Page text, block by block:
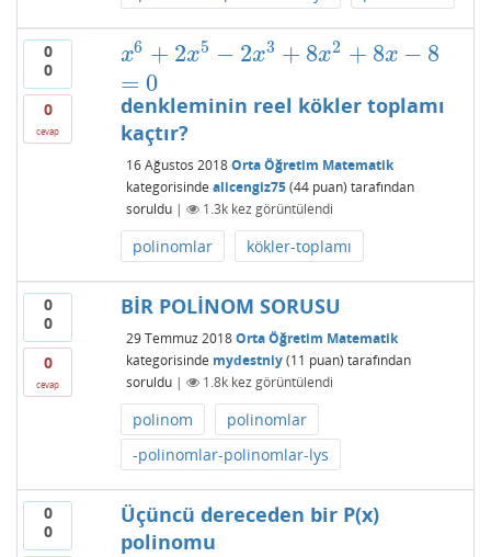
0
0
0
cevap
x6 + 2x5 − 2x3 + 8x2 + 8x − 8
= 0
x6+2x 5−2x 3+ 8x2+ 8x −8=0
denkleminin reel kökler toplamı
kaçtır?
16 Ağustos 2018 Orta Öğretim Matematik
kategorisinde alicengiz75 (44puan) tarafından
soruldu | 1.3kkez görüntülendi
polinomlar kökler-toplamı
0
0
0
cevap
BİR POLİNOM SORUSU
29 Temmuz 2018 Orta Öğretim Matematik
kategorisinde mydestniy (11 puan) tarafından
soruldu | 1.8kkez görüntülendi
polinom
polinomlar
-polinomlar-polinomlar-lys
0
0
Üçüncü dereceden bir P(x)
polinomu